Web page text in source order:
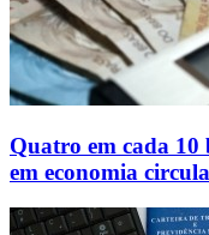
Quatro em cada
em economia